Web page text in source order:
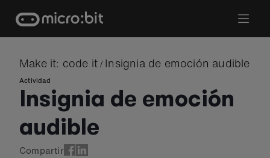
content
Make it: code it / Insignia de emoción audible
Actividad
Insignia de emoción
audible
Compartir